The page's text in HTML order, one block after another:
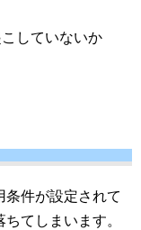
していないか
条件が設定されて
てしまいます。